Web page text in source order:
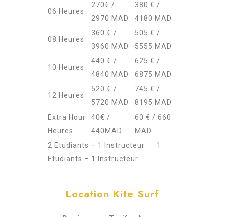
06 Heures
270€ /
2970 MAD
380 € /
4180 MAD
08 Heures
360 € /
3960 MAD
505 € /
5555 MAD
10 Heures
440 € /
4840 MAD
625 € /
6875 MAD
12 Heures
520 € /
5720 MAD
745 € /
8195 MAD
Extra Hour
Heures
40€ /
440MAD
60 € / 660
MAD
2 Etudiants – 1 Instructeur 1
Etudiants – 1 Instructeur
Location Kite Surf